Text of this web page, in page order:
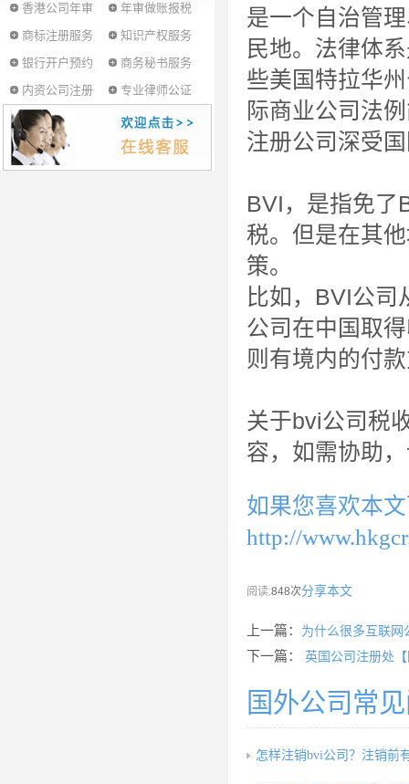
香港公司年审
年审做账报税
商标注册服务
知识产权服务
银行开户预约
商务秘书服务
内资公司注册
专业律师公证
是一个自治管
民地。法律体
些美国特拉华
际商业公司法
注册公司深受
BVI，是指免了
税。但是在其
策。
比如，BVI公司
公司在中国取
则有境内的付
关于bvi公司税
容，如需协助
如果您喜欢本
http://
阅读:848次分享本文
上一篇： 为什么很多互联网
下一篇： 英国公司注册处
国外公司常
怎样注销bvi公司？注销前